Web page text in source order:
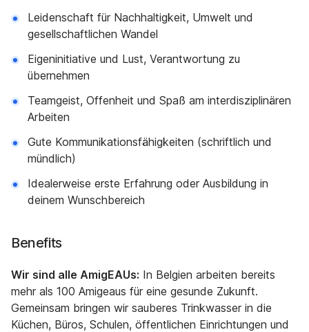
Leidenschaft für Nachhaltigkeit, Umwelt und
gesellschaftlichen Wandel
Eigeninitiative und Lust, Verantwortung zu
übernehmen
Teamgeist, Offenheit und Spaß am interdisziplinären
Arbeiten
Gute Kommunikationsfähigkeiten (schriftlich und
mündlich)
Idealerweise erste Erfahrung oder Ausbildung in
deinem Wunschbereich
Benefits
Wir sind alle AmigEAUs: In Belgien arbeiten bereits
mehr als 100 Amigeaus für eine gesunde Zukunft.
Gemeinsam bringen wir sauberes Trinkwasser in die
Küchen, Büros, Schulen, öffentlichen Einrichtungen und